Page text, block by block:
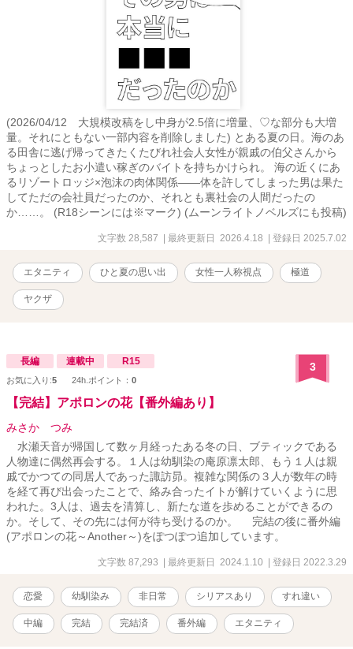
(2026/04/12 大規模改稿をし中身が2.5倍に増量、♡な部分も大増
量。それにともない一部内容を削除しました) とある夏の日。海のあ
る田舎に逃げ帰ってきたくたびれ社会人女性が親戚の伯父さんから
ちょっとしたお小遣い稼ぎのバイトを持ちかけられ。 海の近くにあ
るリゾートロッジ×泡沫の肉体関係――体を許してしまった男は果た
してただの会社員だったのか、それとも裏社会の人間だったの
か……。 (R18シーンには※マーク) (ムーンライトノベルズにも投稿)
文字数 28,587 | 最終更新日 2026.4.18 | 登録日 2025.7.02
エタニティ ひと夏の思い出 女性一人称視点 極道
ヤクザ
長編 連載中 R15
お気に入り:5 24h.ポイント： 0
3
【完結】アポロンの花【番外編あり】
みさか つみ
水瀬天音が帰国して数ヶ月経ったある冬の日、ブティックである
人物達に偶然再会する。１人は幼馴染の庵原凛太郎、もう１人は親
戚でかつての同居人であった諏訪昴。複雑な関係の３人が数年の時
を経て再び出会ったことで、絡み合ったイトが解けていくように思
われた。3人は、過去を清算し、新たな道を歩めることができるの
か。そして、その先には何が待ち受けるのか。 完結の後に番外編
(アポロンの花～Another～)をぽつぽつ追加しています。
文字数 87,293 | 最終更新日 2024.1.10 | 登録日 2022.3.29
恋愛 幼馴染み 非日常 シリアスあり すれ違い
中編 完結 完結済 番外編 エタニティ